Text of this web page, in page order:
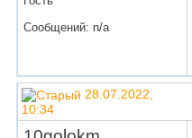
Сообщений: n/a
28.07.2022,
10:34